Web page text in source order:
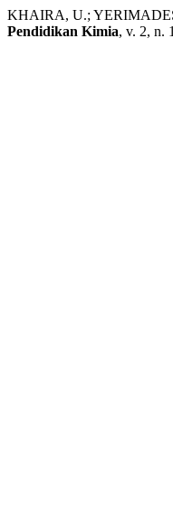
KHAIRA, U.;
Pendidikan Kimia, v. 2, n.